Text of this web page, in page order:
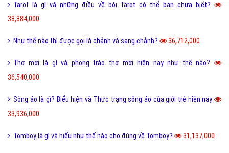
Tarot là gì và những điều về bói Tarot có thể bạn chưa biết?
38,884,000
Như thế nào thì được gọi là chảnh và sang chảnh? 36,712,000
Thơ mới là gì và phong trào thơ mới hiện nay như thế nào?
36,540,000
Sống ảo là gì? Biểu hiện và Thực trạng sống ảo của giới trẻ hiện nay
33,936,000
Tomboy là gì và hiểu như thế nào cho đúng về Tomboy? 31,137,000